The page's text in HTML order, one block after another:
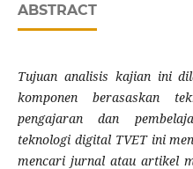
ABSTRACT
Tujuan analisis kajian ini
komponen berasaskan
pengajaran dan
teknologi digital TVET ini
mencari jurnal atau artikel